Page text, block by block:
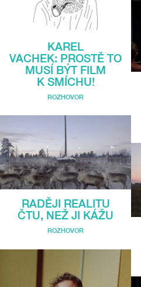
KAREL
VACHEK: PROSTĚ TO
MUSÍ BÝT FILM
K SMÍCHU!
ROZHOVOR
RADĚJI REALITU
ČTU, NEŽ JI KÁŽU
ROZHOVOR